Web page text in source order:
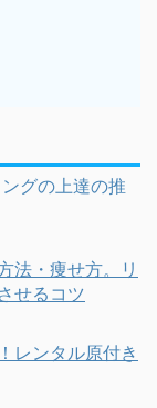
グの上達の推
法・痩せ方。リ
せるコツ
レンタル原付き